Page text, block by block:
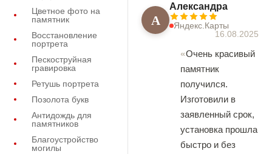
Цветное фото на
памятник
Восстановление
портрета
Пескоструйная
гравировка
Ретушь портрета
Позолота букв
Антидождь для
памятников
Благоустройство
могилы
А
Александра
Яндекс.Карты
16.08.2025
Очень красивый
памятник
получился.
Изготовили в
заявленный срок,
установка прошла
быстро и без